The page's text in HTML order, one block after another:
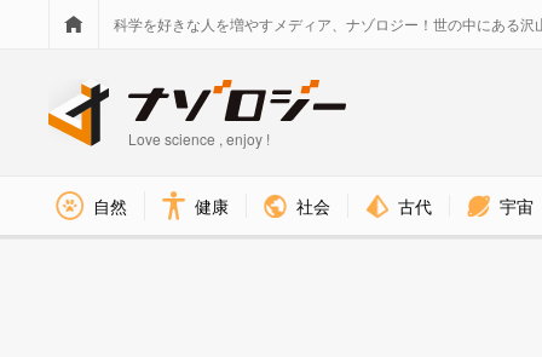
科学を好きな人を増やすメディア、ナゾロジー！世の中にある沢
Love science , enjoy !
自然 健康 社会 古代 宇宙